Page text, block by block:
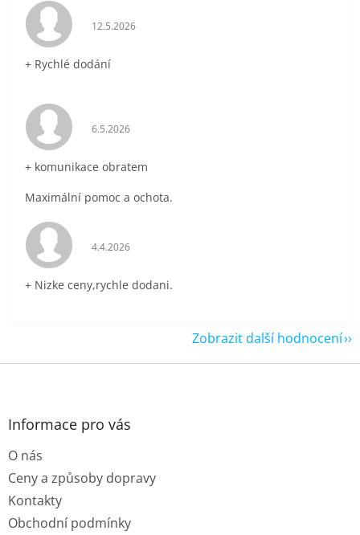
Hodnocení obchodu je 5 z 5 hvězdiček.
12.5.2026
+ Rychlé dodání
Hodnocení obchodu je 5 z 5 hvězdiček.
6.5.2026
+ komunikace obratem
Maximální pomoc a ochota.
Hodnocení obchodu je 5 z 5 hvězdiček.
4.4.2026
+ Nizke ceny,rychle dodani.
Zobrazit další hodnocení
Z
Informace pro vás
O nás
Ceny a způsoby dopravy
Kontakty
Obchodní podmínky